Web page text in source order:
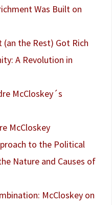
Was Built on
(an the Rest) Got Rich
A Revolution in
McCloskey´s
McCloskey
to the Political
Nature and Causes of
McCloskey on